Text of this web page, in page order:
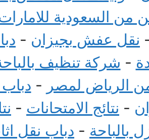
من السعودية
نقل عفش بجيزان -
- شركة تنظيف
الرياض لمصر -
- نتائج الامتحانات -
بالباحة - دباب نقل